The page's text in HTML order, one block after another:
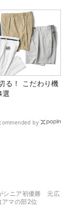
る！ こだわり機
選
by
シニア初優勝 元広
アマの部2位